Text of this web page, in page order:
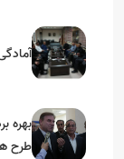
بهره
طرح